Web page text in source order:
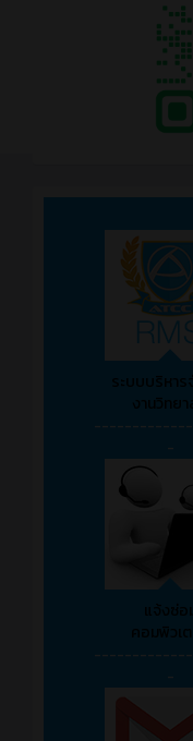
ระบบบริหาร
งานวิทย
-
แจ้งซ่อ
คอมพิวเ
-